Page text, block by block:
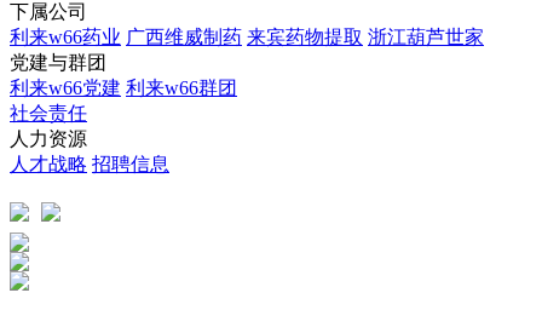
下属公司
利来w66药业 广西维威制药 来宾药物提取 浙江葫芦世家
党建与群团
利来w66党建 利来w66群团
社会责任
人力资源
人才战略 招聘信息